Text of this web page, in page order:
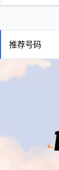
推荐号码